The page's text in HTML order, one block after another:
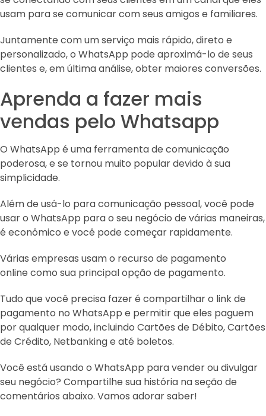
usam para se comunicar com seus amigos e familiares.
Juntamente com um serviço mais rápido, direto e
personalizado, o WhatsApp pode aproximá-lo de seus
clientes e, em última análise, obter maiores conversões.
Aprenda a fazer mais
vendas pelo Whatsapp
O WhatsApp é uma ferramenta de comunicação
poderosa, e se tornou muito popular devido à sua
simplicidade.
Além de usá-lo para comunicação pessoal, você pode
usar o WhatsApp para o seu negócio de várias maneiras,
é econômico e você pode começar rapidamente.
Várias empresas usam o recurso de pagamento
online como sua principal opção de pagamento.
Tudo que você precisa fazer é compartilhar o link de
pagamento no WhatsApp e permitir que eles paguem
por qualquer modo, incluindo Cartões de Débito, Cartões
de Crédito, Netbanking e até boletos.
Você está usando o WhatsApp para vender ou divulgar
seu negócio? Compartilhe sua história na seção de
comentários abaixo. Vamos adorar saber!